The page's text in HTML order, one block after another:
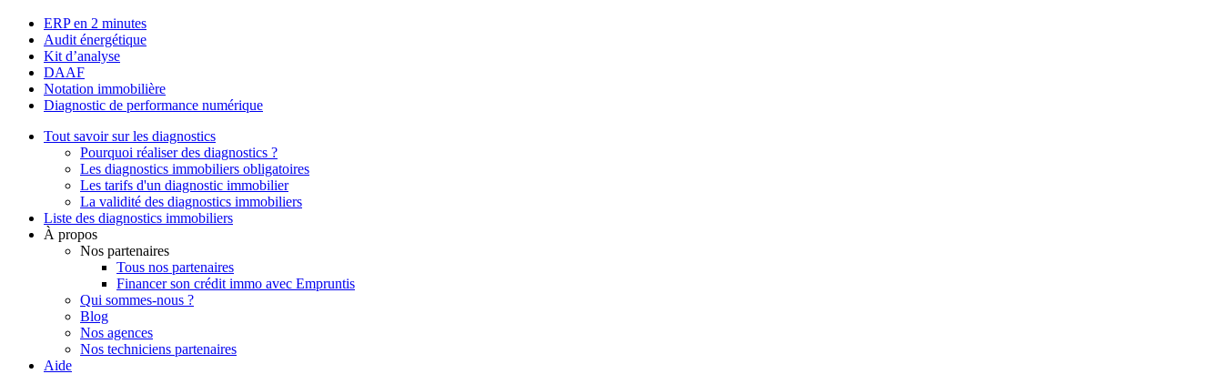
ERP en 2 minutes
Audit énergétique
Kit d’analyse
DAAF
Notation immobilière
Diagnostic de performance numérique
Tout savoir sur les diagnostics
Pourquoi réaliser des diagnostics ?
Les diagnostics immobiliers obligatoires
Les tarifs d'un diagnostic immobilier
La validité des diagnostics immobiliers
Liste des diagnostics immobiliers
À propos
Nos partenaires
Tous nos partenaires
Financer son crédit immo avec Empruntis
Qui sommes-nous ?
Blog
Nos agences
Nos techniciens partenaires
Aide